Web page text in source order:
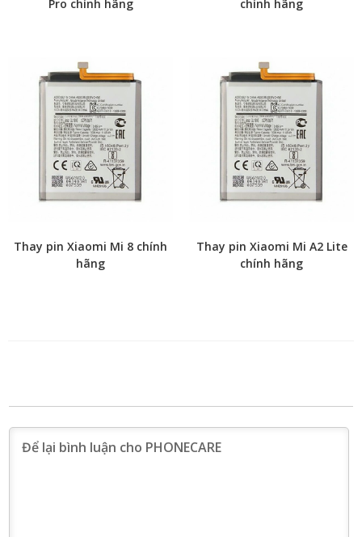
Pro chính hãng chính hãng
Thay pin Xiaomi Mi 8 chính
hãng
Thay pin Xiaomi Mi A2 Lite
chính hãng